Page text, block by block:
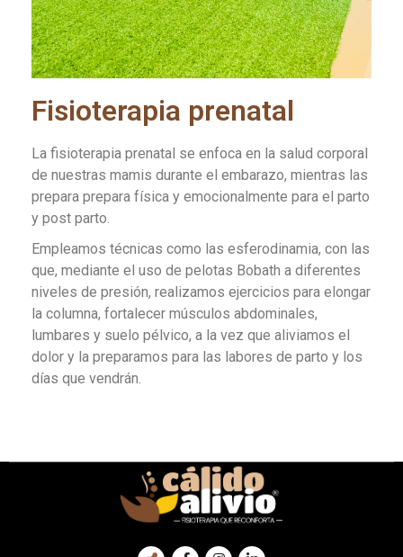
Fisioterapia prenatal
La fisioterapia prenatal se enfoca en la salud corporal
de nuestras mamis durante el embarazo, mientras las
prepara prepara física y emocionalmente para el parto
y post parto.
Empleamos técnicas como las esferodinamia, con las
que, mediante el uso de pelotas Bobath a diferentes
niveles de presión, realizamos ejercicios para elongar
la columna, fortalecer músculos abdominales,
lumbares y suelo pélvico, a la vez que aliviamos el
dolor y la preparamos para las labores de parto y los
días que vendrán.